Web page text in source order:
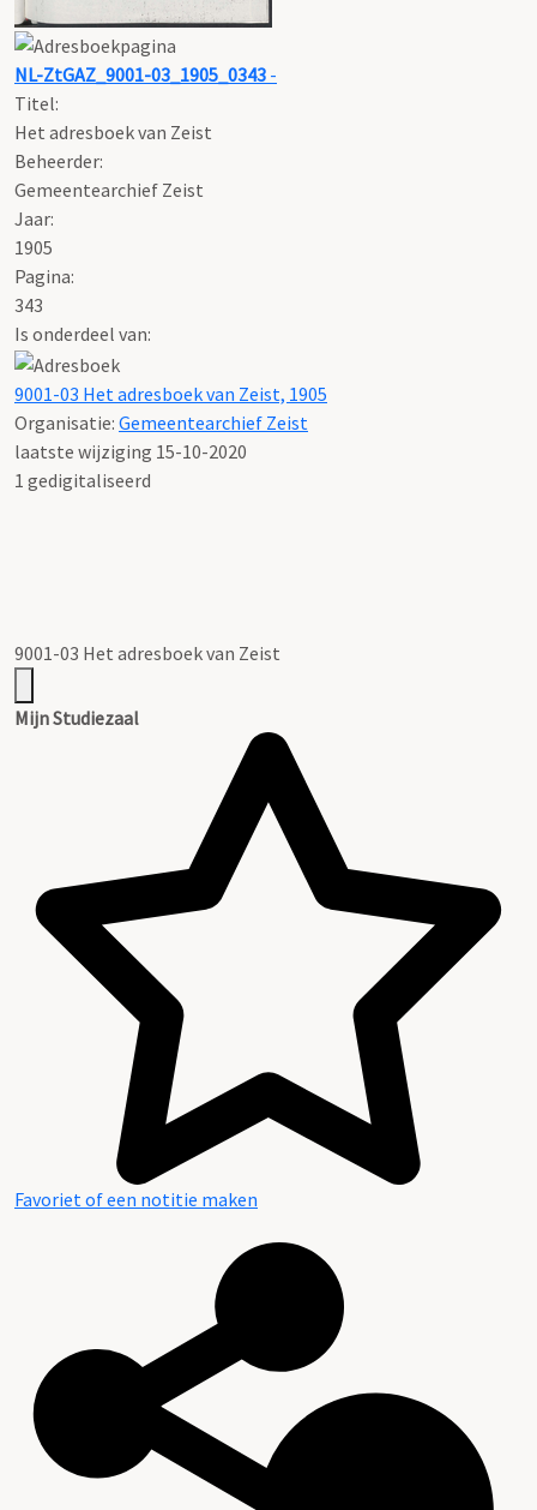
NL-ZtGAZ_9001-03_1905_0343 -
Titel:
Het adresboek van Zeist
Beheerder:
Gemeentearchief Zeist
Jaar:
1905
Pagina:
343
Is onderdeel van:
9001-03 Het adresboek van Zeist, 1905
Organisatie: Gemeentearchief Zeist
laatste wijziging 15-10-2020
1 gedigitaliseerd
9001-03 Het adresboek van Zeist
Mijn Studiezaal
Favoriet of een notitie maken